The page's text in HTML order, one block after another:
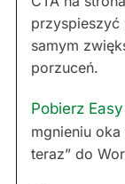
przyspieszyć
samym
porzuceń.
Pobierz
mgnieniu
teraz” do